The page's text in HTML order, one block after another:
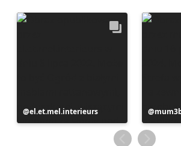
Post
opublikowany
el.et.mel.interieurs
Post
przez